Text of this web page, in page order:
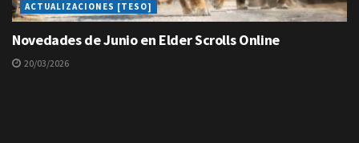
ACTUALIZACIONES [TESO]
Novedades de Junio en Elder Scrolls Online
20/03/2026